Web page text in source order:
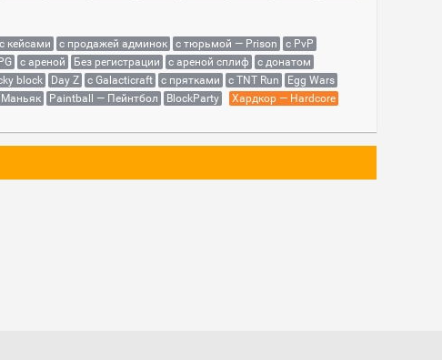
с кейсами с продажей админок с тюрьмой — Prison
с PvP
с ареной Без регистрации с ареной сплиф
с донатом
block Day Z с Galacticraft с прятками с TNT Run
Egg Wars
Маньяк Paintball — Пейнтбол BlockParty
Хардкор — Hardcore